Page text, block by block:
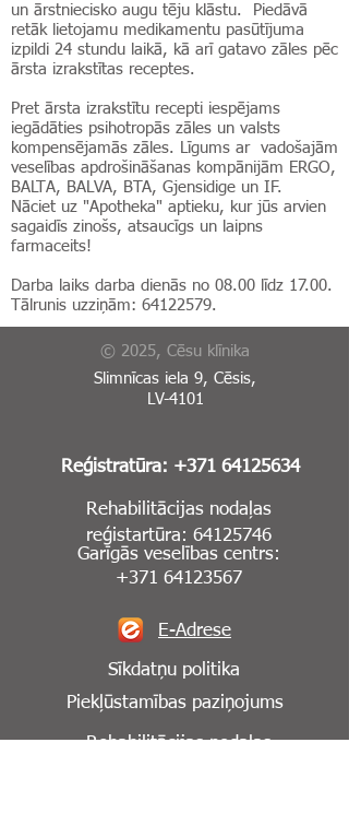
un ārstniecisko augu tēju klāstu. Piedāvā
retāk lietojamu medikamentu pasūtījuma
izpildi 24 stundu laikā, kā arī gatavo zāles pēc
ārsta izrakstītas receptes.
Pret ārsta izrakstītu recepti iespējams
iegādāties psihotropās zāles un valsts
kompensējamās zāles. Līgums ar vadošajām
veselības apdrošināšanas kompānijām ERGO,
BALTA, BALVA, BTA, Gjensidige un IF.
Nāciet uz "Apotheka" aptieku, kur jūs arvien
sagaidīs zinošs, atsaucīgs un laipns
farmaceits!
Darba laiks darba dienās no 08.00 līdz 17.00.
Tālrunis uzziņām: 64122579.
© 2025, Cēsu klīnika
Slimnīcas iela 9, Cēsis,
LV-4101
Reģistratūra: +371 64125634
Rehabilitācijas nodaļas
reģistartūra: 64125746
Garīgās veselības centrs:
+371 64123567
E-Adrese
Sīkdatņu politika
Piekļūstamības paziņojums
Rehabilitācijas nodaļas